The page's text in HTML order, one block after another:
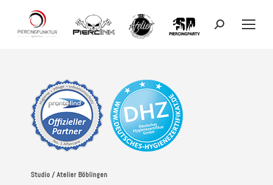
Search:
Studio / Atelier Böblingen